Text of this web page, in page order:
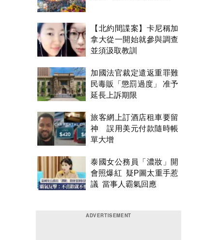
【北約間諜案】卡尼稱加
拿大從一開始就參與調查
並須汲取教訓
加國法官裁定遣返重罪難
民毒販「懲罰過度」 准予
延長上訴期限
旅客網上訂酒店租車要留
神 誤用美元付款隨時帳
單大增
泰國女公務員「濃妝」開
會照爆紅 疑P圖太重手惹
議 當事人霸氣回應